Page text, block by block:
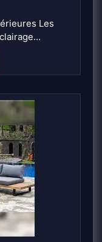
Les